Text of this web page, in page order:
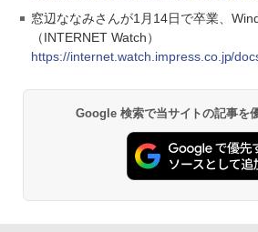
窓辺ななみさんが1月14日で卒業、
（INTERNET Watch）
https://internet.watch.impress.co.jp/
Google 検索で当サイトの記事を